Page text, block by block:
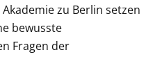
zu Berlin setzen
bewusste
Fragen der